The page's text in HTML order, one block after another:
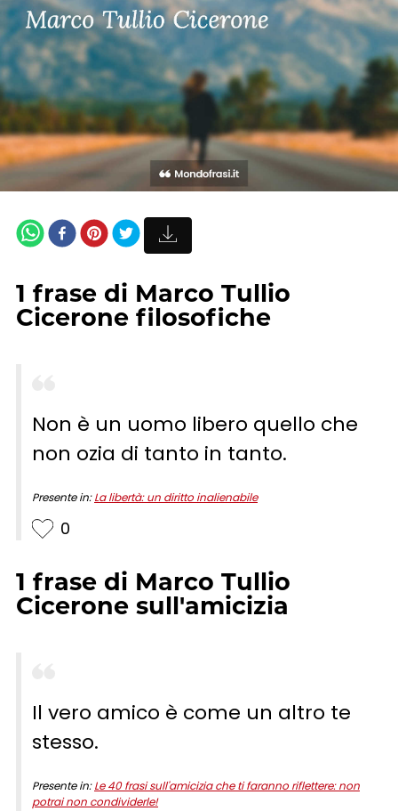
1 frase di Marco Tullio
Cicerone filosofiche
Non è un uomo libero quello che
non ozia di tanto in tanto.
Presente in:La libertà: un diritto inalienabile
0
1 frase di Marco Tullio
Cicerone sull'amicizia
Il vero amico è come un altro te
stesso.
Presente in:Le 40 frasi sull'amicizia che ti faranno riflettere: non
potrai non condividerle!